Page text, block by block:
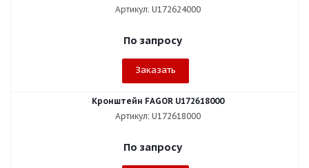
Артикул: U172624000
По запросу
Заказать
Кронштейн FAGOR U172618000
Артикул: U172618000
По запросу